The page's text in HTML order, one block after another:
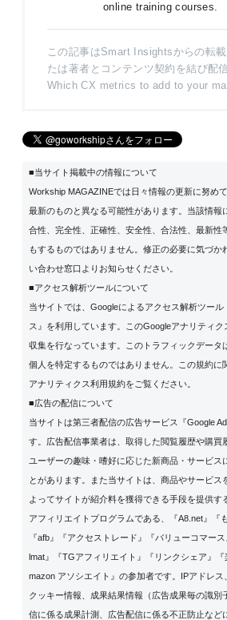
online training courses.
この記事はSmart Insightsからの転
たは著者とコンテンツ契約を結び配
Which CX metrics to add to your
■当サイト掲載中の情報について
Workship MAGAZINEでは日々情報の更新に努め
最新のものと異なる可能性があります。当該情報
合性、完全性、正確性、安全性、合法性、最新性
もするものではありません。修正の必要に気づか
い合わせ窓口よりお知らせください。
■アクセス解析ツールについて
当サイトでは、Googleによるアクセス解析ツール
ス』を利用しています。このGoogleアナリティ
収集を行なっています。このトラフィックデータ
個人を特定するものではありません。この規約に
アナリティクス利用規約をご覧ください。
■広告の配信について
当サイトは第三者配信の広告サービス『Google
す。広告配信事業者は、取得した閲覧履歴や購買
ユーザーの趣味・嗜好に応じた新商品・サービス
とがあります。また当サイトは、商品やサービス
よってサイトが紹介料を獲得できる手段を提供す
アフィリエイトプログラムである、『A8.net』『
『afb』『アクセストレード』『バリューコマー
lmat』『TGアフィリエイト』『リンクシェア』
mazon アソシエイト』の参加者です。IPアドレス
クッキー情報、成果結果情報（広告成果毎の識別
信に係る成果計測、広告配信に係る不正防止など